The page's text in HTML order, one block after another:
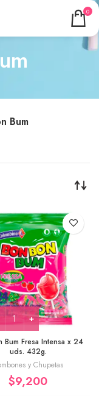
0
Bum
Bum Fresa Intensa x 24
uds. 432g.
y Chupetas
$9,200